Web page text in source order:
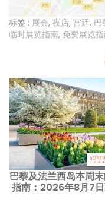
标签 : 展会, 夜店, 宫廷, 巴
临时展览指南, 免费展览
巴黎及法兰西岛本周
指南：2026年8月7